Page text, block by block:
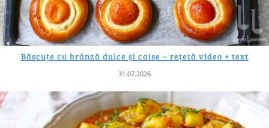
Băscuțe cu brânză dulce și caise – rețetă video + text
31.07.2026